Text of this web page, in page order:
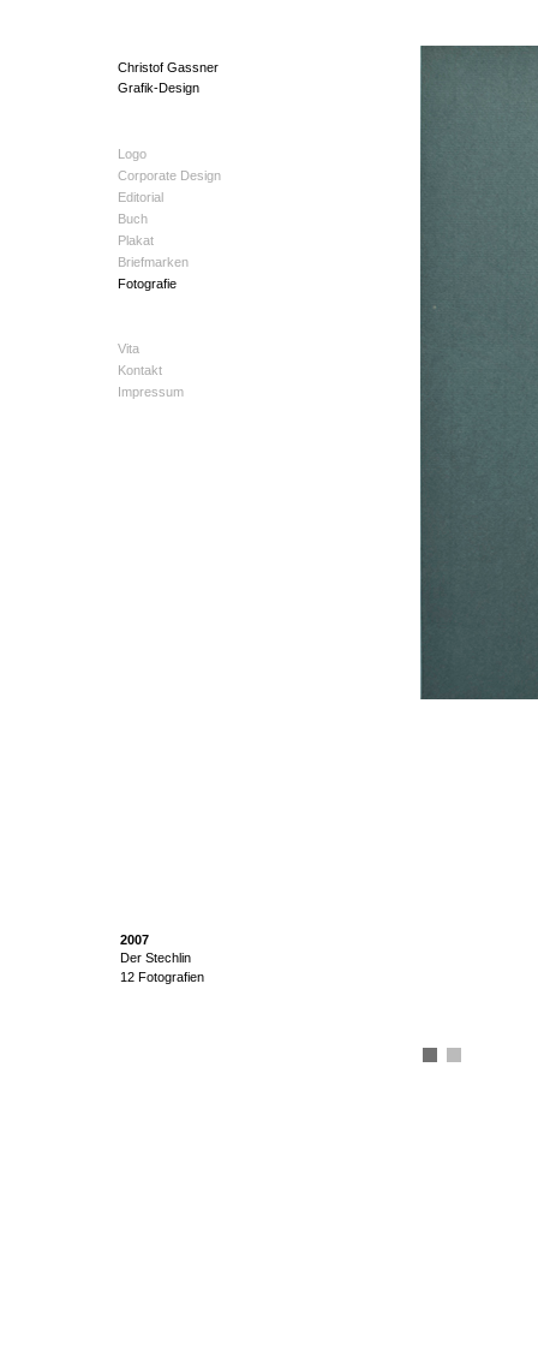
Christof Gassner
Grafik-Design
Logo
Corporate Design
Editorial
Buch
Plakat
Briefmarken
Fotografie
Vita
Kontakt
Impressum
2007
Der Stechlin
12 Fotografien